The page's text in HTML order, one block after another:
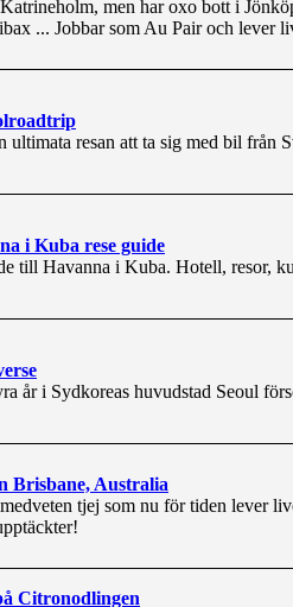
men har oxo bott i
... Jobbar som Au Pair och lever
ultimata resan att ta sig med bil
i Kuba rese guide
till Havanna i Kuba. Hotell, resor,
år i Sydkoreas huvudstad Seoul
Brisbane, Australia
tjej som nu för tiden lever
Citronodlingen